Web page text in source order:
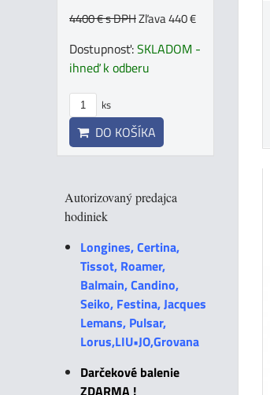
4400 €s DPHZľava 440 €
Dostupnosť:SKLADOM -
ihneď k odberu
ks
DO KOŠÍKA
Autorizovaný predajca
hodiniek
Longines, Certina,
Tissot, Roamer,
Balmain, Candino,
Seiko, Festina, Jacques
Lemans, Pulsar,
Lorus,LIU•JO,Grovana
Darčekové balenie
ZDARMA !